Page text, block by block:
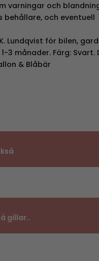
varningar och
behållare, och eventuell
Lundqvist för bilen,
3 månader. Färg: Svart.
& Blåbär
gillar..